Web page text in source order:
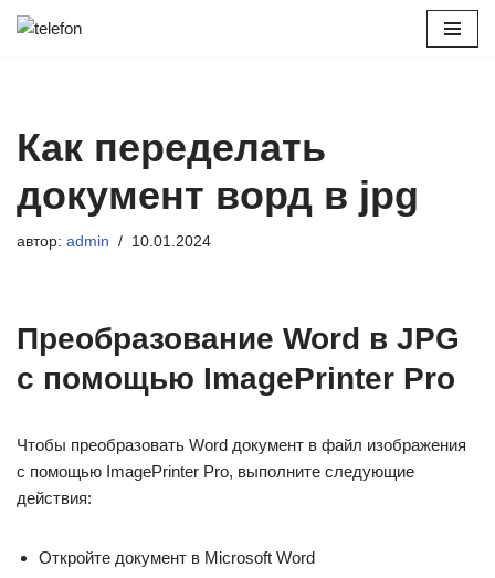
Как переделать
документ ворд в jpg
автор: admin 10.01.2024
Преобразование Word в JPG
с помощью ImagePrinter Pro
Чтобы‭ ‬преобразовать Word‭ ‬документ‭ ‬в‭ ‬файл‭ ‬изображения‭
‬с‭ ‬помощью ImagePrinter Pro,‭ ‬выполните‭ ‬следующие‭
‬действия:
Откройте документ в Microsoft Word